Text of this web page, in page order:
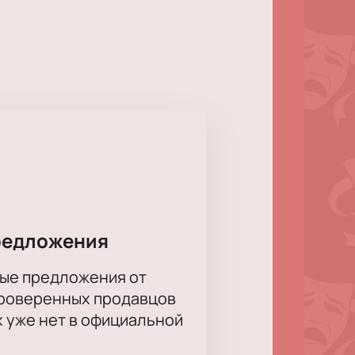
хорошую видимость из
— менеджер ответит на
предложения от
продавцов
нет в официальной